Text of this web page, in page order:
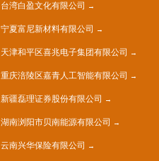
台湾白盈文化有限公司
宁夏富尼新材料有限公司
天津和平区喜兆电子集团有限公司
重庆涪陵区嘉青人工智能有限公司
新疆磊理证券股份有限公司
湖南浏阳市贝南能源有限公司
云南兴华保险有限公司